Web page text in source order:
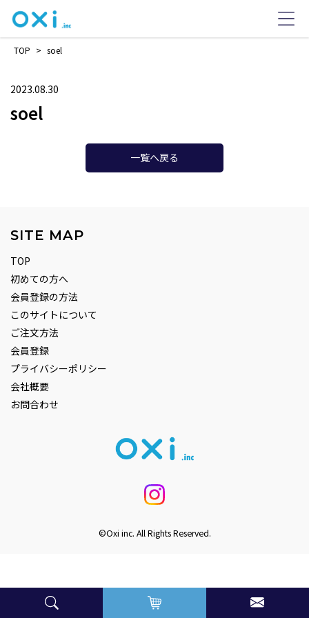
TOP > soel
2023.08.30
soel
一覧へ戻る
SITE MAP
TOP
初めての方へ
会員登録の方法
このサイトについて
ご注文方法
会員登録
プライバシーポリシー
会社概要
お問合わせ
©Oxi inc. All Rights Reserved.